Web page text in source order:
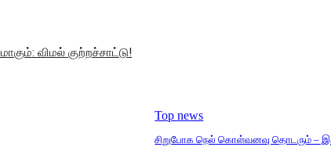
விமல் குற்றச்சாட்டு!
Top news
சிறுபோக நெல் கொள்வனவு தொடரும் –